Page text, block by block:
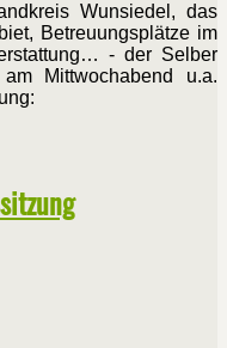
Wunsiedel, das
Betreuungsplätze im
- der Selber
Mittwochabend u.a.